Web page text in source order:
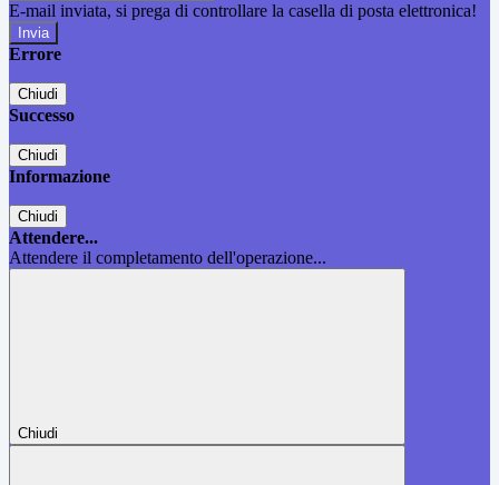
E-mail inviata, si prega di controllare la casella di posta elettronica!
Errore
Chiudi
Successo
Chiudi
Informazione
Chiudi
Attendere...
Attendere il completamento dell'operazione...
Chiudi